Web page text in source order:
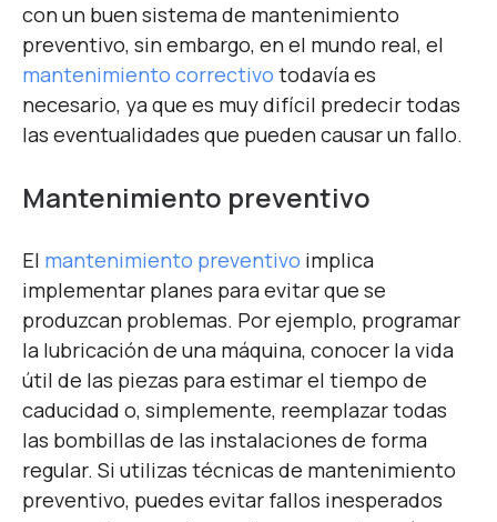
con un buen sistema de mantenimiento
preventivo, sin embargo, en el mundo real, el
mantenimiento correctivo todavía es
necesario, ya que es muy difícil predecir todas
las eventualidades que pueden causar un fallo.
Mantenimiento preventivo
El mantenimiento preventivo implica
implementar planes para evitar que se
produzcan problemas. Por ejemplo, programar
la lubricación de una máquina, conocer la vida
útil de las piezas para estimar el tiempo de
caducidad o, simplemente, reemplazar todas
las bombillas de las instalaciones de forma
regular. Si utilizas técnicas de mantenimiento
preventivo, puedes evitar fallos inesperados